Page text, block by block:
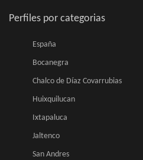
Perfiles por categorias
España
Bocanegra
Chalco de Díaz Covarrubias
Huixquilucan
Ixtapaluca
Jaltenco
San Andres